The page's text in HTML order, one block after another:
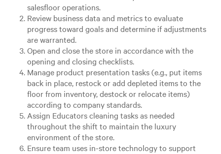
salesfloor operations.
Review business data and metrics to evaluate
progress toward goals and determine if adjustments
are warranted.
Open and close the store in accordance with the
opening and closing checklists.
Manage product presentation tasks (e.g., put items
back in place, restock or add depleted items to the
floor from inventory, destock or relocate items)
according to company standards.
Assign Educators cleaning tasks as needed
throughout the shift to maintain the luxury
environment of the store.
Ensure team uses in-store technology to support